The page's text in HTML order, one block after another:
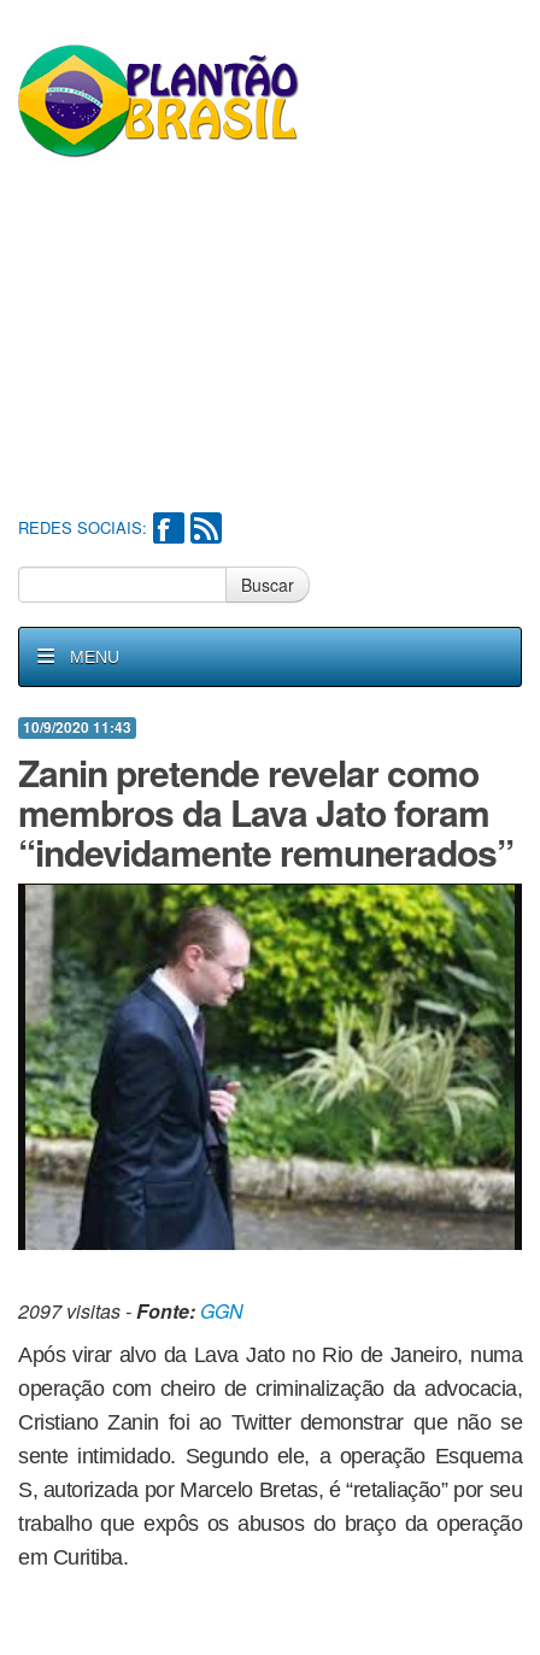
REDES SOCIAIS:
Buscar
MENU
10/9/2020 11:43
Zanin pretende revelar como
membros da Lava Jato foram
“indevidamente remunerados”
2097 visitas -Fonte: GGN
Após virar alvo da Lava Jato no Rio de Janeiro, numa
operação com cheiro de criminalização da advocacia,
Cristiano Zanin foi ao Twitter demonstrar que não se
sente intimidado. Segundo ele, a operação Esquema
S, autorizada por Marcelo Bretas, é “retaliação” por seu
trabalho que expôs os abusos do braço da operação
em Curitiba.